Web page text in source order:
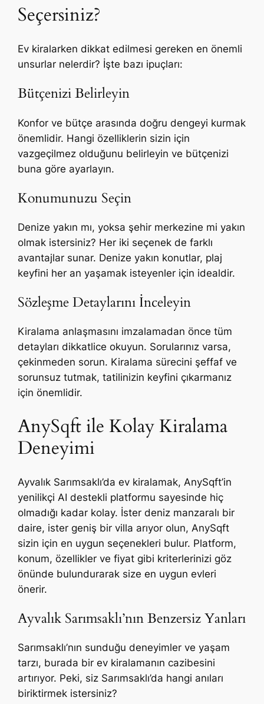
Seçersiniz?
Ev kiralarken dikkat edilmesi gereken en önemli
unsurlar nelerdir? İşte bazı ipuçları:
Bütçenizi Belirleyin
Konfor ve bütçe arasında doğru dengeyi kurmak
önemlidir. Hangi özelliklerin sizin için
vazgeçilmez olduğunu belirleyin ve bütçenizi
buna göre ayarlayın.
Konumunuzu Seçin
Denize yakın mı, yoksa şehir merkezine mi yakın
olmak istersiniz? Her iki seçenek de farklı
avantajlar sunar. Denize yakın konutlar, plaj
keyfini her an yaşamak isteyenler için idealdir.
Sözleşme Detaylarını İnceleyin
Kiralama anlaşmasını imzalamadan önce tüm
detayları dikkatlice okuyun. Sorularınız varsa,
çekinmeden sorun. Kiralama sürecini şeffaf ve
sorunsuz tutmak, tatilinizin keyfini çıkarmanız
için önemlidir.
AnySqft ile Kolay Kiralama
Deneyimi
Ayvalık Sarımsaklı’da ev kiralamak, AnySqft’in
yenilikçi AI destekli platformu sayesinde hiç
olmadığı kadar kolay. İster deniz manzaralı bir
daire, ister geniş bir villa arıyor olun, AnySqft
sizin için en uygun seçenekleri bulur. Platform,
konum, özellikler ve fiyat gibi kriterlerinizi göz
önünde bulundurarak size en uygun evleri
önerir.
Ayvalık Sarımsaklı’nın Benzersiz Yanları
Sarımsaklı’nın sunduğu deneyimler ve yaşam
tarzı, burada bir ev kiralamanın cazibesini
artırıyor. Peki, siz Sarımsaklı’da hangi anıları
biriktirmek istersiniz?